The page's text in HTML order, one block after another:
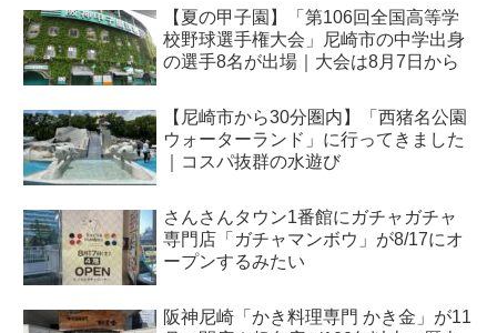
【夏の甲子園】「第106回全国高等学
校野球選手権大会」尼崎市の中学出身
の選手8名が出場｜大会は8月7日から
【尼崎市から30分圏内】「西猪名公園
ウォーターランド」に行ってきました
｜コスパ抜群の水遊び
さんさんタウン1番館にガチャガチャ
専門店「ガチャマンボウ」が8/17にオ
ープンするみたい
阪神尼崎「かき料理専門 かき金」が11